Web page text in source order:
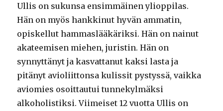
Ullis on sukunsa ensimmäinen ylioppilas.
Hän on myös hankkinut hyvän ammatin,
opiskellut hammaslääkäriksi. Hän on nainut
akateemisen miehen, juristin. Hän on
synnyttänyt ja kasvattanut kaksi lasta ja
pitänyt avioliittonsa kulissit pystyssä, vaikka
aviomies osoittautui tunnekylmäksi
alkoholistiksi. Viimeiset 12 vuotta Ullis on